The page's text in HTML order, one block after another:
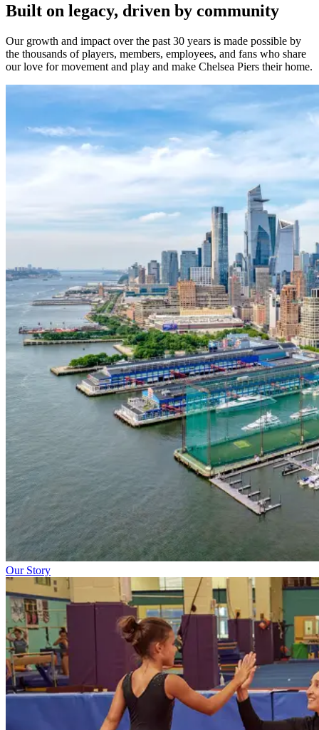
Built on legacy, driven by community​​​​‌ ‍ ​‍​‍‌‍ ‌ ​‍‌‍‍‌‌‍‌ ‌‍‍‌‌‍ ‍​‍​‍​ ‍‍​‍​‍‌ ​ ‌‍​‌‌‍ ‍‌‍‍‌‌ ‌​‌ ‍‌​‍ ‍‌‍‍‌‌‍ ​‍​‍​‍ ​​‍​‍‌‍‍​‌ ​‍‌‍‌‌‌‍‌‍​‍​‍​ ‍‍​‍​‍‌‍‍​‌ ‌​‌ ‌​‌ ​​‌ ​ ​ ‍‍​‍ ​‍ ‌‍​ ‌‍‍​‌‍‌‌‌‍ ​‌ ​ ‌‍‌‌‌‍​‌‌ ​​‌‍‍‌‌‍‌‌‌ ​‍‌ ​ ​‍ ‍‌ ​ ‌‍​‌‌‍ ‍‌‍‍‌‌ ‌​‌ ‍‌​‍ ‍‌ ​ ‌ ‌​‌ ‌‌‌‍‌​‌‍‍‌‌‍ ​‍ ‌‍‍‌‌‍ ‍‌ ‌​‌‍‌‌‌‍ ‍‌ ‌​​‍ ‌‍‌‌‌‍‌​‌‍‍‌‌ ‌​​‍ ‌‍ ‌‌‍ ‌‍‌​‌‍‌‌​ ‌‌ ​​‌ ​‍‌‍‌‌‌ ​ ‌‍‌‌‌‍ ‍‌ ‌​‌‍​‌‌ ‌​‌‍‍‌‌‍ ‌‍ ‍​ ‍ ‌‍‍‌‌‍‌​​ ‌‌‍‍​‌‍ ‌‍ ‌‌‍‌‌‌‌​​‌‍​‌‌‍‌ ‌‍‌‌​ ‍ ‌ ‌​‌ ‍‌‌ ​​‌‍‌‌​ ‌‌‍‍​‌‍ ‌‍ ‌‌‍‌‌‌‌​​‌‍​‌‌‍‌ ‌‍‌‌​ ‍ ‌ ​​‌‍​‌‌ ‌​‌‍‍​​ ‌‌ ​​‌‍​‌‌‍‌ ‌‍‌‌‌​​‍‌ ‌‌‌‍‍‌‌‍ ​‌‍‌​‌‍‌‌‌ ​‍​‍‌‌​ ‌‌‌​​‍‌‌ ‌‍‍ ‌‍‌‌‌ ‍‌​‍‌‌​ ​ ‌​‌​​‍‌‌​ ​ ‌​‌​​‍‌‌​ ​‍​ ​‍​ ‌​‌‍‌‌​ ‌‌​ ​‌‌‍​ ​ ‍‌‌‍​‍​ ‍​‌‍​‌​ ‌ ‌‍​‌​ ‌ ​‍‌‌​ ​‍​ ​‍​‍‌‌​ ‌‌‌​‌​​‍ ‍‌ ‌​‌‍‍‌‌ ‌​‌‍ ​‌‍‌‌​ ‌‍​‍‌‍​‌‌ ​ ‌‍‌‌‌‌‌‌‌ ​‍‌‍ ​​ ‌‌‍‍​‌ ‌​‌ ‌​‌ ​​‌ ​ ​‍‌‌​ ​ ‌​​‌​‍‌‌​ ​‍‌​‌‍​‍‌‌​ ​‍‌​‌‍‌‍​ ‌‍‍​‌‍‌‌‌‍ ​‌ ​ ‌‍‌‌‌‍​‌‌ ​​‌‍‍‌‌‍‌‌‌ ​‍‌ ​ ​‍ ‍‌ ​ ‌‍​‌‌‍ ‍‌‍‍‌‌ ‌​‌ ‍‌​‍ ‍‌ ​ ‌ ‌​‌ ‌‌‌‍‌​‌‍‍‌‌‍ ​‍‌‍‌‍‍‌‌‍‌​​ ‌‌‍‍​‌‍ ‌‍ ‌‌‍‌‌‌‌​​‌‍​‌‌‍‌ ‌‍‌‌​‍‌‍‌ ‌​‌ ‍‌‌ ​​‌‍‌‌​ ‌‌‍‍​‌‍ ‌‍ ‌‌‍‌‌‌‌​​‌‍​‌‌‍‌ ‌‍‌‌​‍‌‍‌ ​​‌‍​‌‌ ‌​‌‍‍​​ ‌‌ ​​‌‍​‌‌‍‌ ‌‍‌‌‌​​‍‌ ‌‌‌‍‍‌‌‍ ​‌‍‌​‌‍‌‌‌ ​‍​‍‌‌​ ‌‌‌​​‍‌‌ ‌‍‍ ‌‍‌‌‌ ‍‌​‍‌‌​ ​ ‌​‌​​‍‌‌​ ​ ‌​‌​​‍‌‌​ ​‍​ ​‍​ ‌​‌‍‌‌​ ‌‌​ ​‌‌‍​ ​ ‍‌‌‍​‍​ ‍​‌‍​‌​ ‌ ‌‍​‌​ ‌ ​‍‌‌​ ​‍​ ​‍​‍‌‌​ ‌‌‌​‌​​‍ ‍‌ ‌​‌‍‍‌‌ ‌​‌‍ ​‌‍‌‌​‍‌‍‌ ​​‌‍‌‌‌ ​‍‌ ​ ‌ ​​‌‍‌‌‌‍​ ‌ ‌​‌‍‍‌‌ ‌‍‌‍‌‌​ ‌‌ ​​‌ ‌‌‌‍​‍‌‍ ​‌‍‍‌‌ ​ ‌‍‍​‌‍‌‌‌‍‌​​‍​‍‌ ‌
Our growth and impact over the past 30 years is made possible by
the thousands of players, members, employees, and fans who share
our love for movement and play and make Chelsea Piers their home.​​​​‌ ‍ ​‍​‍‌‍ ‌ ​‍‌‍‍‌‌‍‌ ‌‍‍‌‌‍ ‍​‍​‍​ ‍‍​‍​‍‌ ​ ‌‍​‌‌‍ ‍‌‍‍‌‌ ‌​‌ ‍‌​‍ ‍‌‍‍‌‌‍ ​‍​‍​‍ ​​‍​‍‌‍‍​‌ ​‍‌‍‌‌‌‍‌‍​‍​‍​ ‍‍​‍​‍‌‍‍​‌ ‌​‌ ‌​‌ ​​‌ ​ ​ ‍‍​‍ ​‍ ‌‍​ ‌‍‍​‌‍‌‌‌‍ ​‌ ​ ‌‍‌‌‌‍​‌‌ ​​‌‍‍‌‌‍‌‌‌ ​‍‌ ​ ​‍ ‍‌ ​ ‌‍​‌‌‍ ‍‌‍‍‌‌ ‌​‌ ‍‌​‍ ‍‌ ​ ‌ ‌​‌ ‌‌‌‍‌​‌‍‍‌‌‍ ​‍ ‌‍‍‌‌‍ ‍‌ ‌​‌‍‌‌‌‍ ‍‌ ‌​​‍ ‌‍‌‌‌‍‌​‌‍‍‌‌ ‌​​‍ ‌‍ ‌‌‍ ‌‍‌​‌‍‌‌​ ‌‌ ​​‌ ​‍‌‍‌‌‌ ​ ‌‍‌‌‌‍ ‍‌ ‌​‌‍​‌‌ ‌​‌‍‍‌‌‍ ‌‍ ‍​ ‍ ‌‍‍‌‌‍‌​​ ‌‌‍‍​‌‍ ‌‍ ‌‌‍‌‌‌‌​​‌‍​‌‌‍‌ ‌‍‌‌​ ‍ ‌ ‌​‌ ‍‌‌ ​​‌‍‌‌​ ‌‌‍‍​‌‍ ‌‍ ‌‌‍‌‌‌‌​​‌‍​‌‌‍‌ ‌‍‌‌​ ‍ ‌ ​​‌‍​‌‌ ‌​‌‍‍​​ ‌‌ ​​‌‍​‌‌‍‌ ‌‍‌‌‌​​‍‌ ‌‌‌‍‍‌‌‍ ​‌‍‌​‌‍‌‌‌ ​‍​‍‌‌​ ‌‌‌​​‍‌‌ ‌‍‍ ‌‍‌‌‌ ‍‌​‍‌‌​ ​ ‌​‌​​‍‌‌​ ​ ‌​‌​​‍‌‌​ ​‍​ ​‍​ ‌​‌‍‌‌​ ‌‌​ ​‌‌‍​ ​ ‍‌‌‍​‍​ ‍​‌‍​‌​ ‌ ‌‍​‌​ ‌ ​‍‌‌​ ​‍​ ​‍​‍‌‌​ ‌‌‌​‌​​‍ ‍‌‍‌​‌‍‌‌‌ ​ ‌‍​ ‌ ​‍‌‍‍‌‌ ​​‌ ‌​‌‍‍‌‌‍ ‌‍ ‍​ ‌‍​‍‌‍​‌‌ ​ ‌‍‌‌‌‌‌‌‌ ​‍‌‍ ​​ ‌‌‍‍​‌ ‌​‌ ‌​‌ ​​‌ ​ ​‍‌‌​ ​ ‌​​‌​‍‌‌​ ​‍‌​‌‍​‍‌‌​ ​‍‌​‌‍‌‍​ ‌‍‍​‌‍‌‌‌‍ ​‌ ​ ‌‍‌‌‌‍​‌‌ ​​‌‍‍‌‌‍‌‌‌ ​‍‌ ​ ​‍ ‍‌ ​ ‌‍​‌‌‍ ‍‌‍‍‌‌ ‌​‌ ‍‌​‍ ‍‌ ​ ‌ ‌​‌ ‌‌‌‍‌​‌‍‍‌‌‍ ​‍‌‍‌‍‍‌‌‍‌​​ ‌‌‍‍​‌‍ ‌‍ ‌‌‍‌‌‌‌​​‌‍​‌‌‍‌ ‌‍‌‌​‍‌‍‌ ‌​‌ ‍‌‌ ​​‌‍‌‌​ ‌‌‍‍​‌‍ ‌‍ ‌‌‍‌‌‌‌​​‌‍​‌‌‍‌ ‌‍‌‌​‍‌‍‌ ​​‌‍​‌‌ ‌​‌‍‍​​ ‌‌ ​​‌‍​‌‌‍‌ ‌‍‌‌‌​​‍‌ ‌‌‌‍‍‌‌‍ ​‌‍‌​‌‍‌‌‌ ​‍​‍‌‌​ ‌‌‌​​‍‌‌ ‌‍‍ ‌‍‌‌‌ ‍‌​‍‌‌​ ​ ‌​‌​​‍‌‌​ ​ ‌​‌​​‍‌‌​ ​‍​ ​‍​ ‌​‌‍‌‌​ ‌‌​ ​‌‌‍​ ​ ‍‌‌‍​‍​ ‍​‌‍​‌​ ‌ ‌‍​‌​ ‌ ​‍‌‌​ ​‍​ ​‍​‍‌‌​ ‌‌‌​‌​​‍ ‍‌‍‌​‌‍‌‌‌ ​ ‌‍​ ‌ ​‍‌‍‍‌‌ ​​‌ ‌​‌‍‍‌‌‍ ‌‍ ‍​‍‌‍‌ ​​‌‍‌‌‌ ​‍‌ ​ ‌ ​​‌‍‌‌‌‍​ ‌ ‌​‌‍‍‌‌ ‌‍‌‍‌‌​ ‌‌ ​​‌ ‌‌‌‍​‍‌‍ ​‌‍‍‌‌ ​ ‌‍‍​‌‍‌‌‌‍‌​​‍​‍‌ ‌
Our Story​​​​‌ ‍ ​‍​‍‌‍ ‌ ​‍‌‍‍‌‌‍‌ ‌‍‍‌‌‍ ‍​‍​‍​ ‍‍​‍​‍‌ ​ ‌‍​‌‌‍ ‍‌‍‍‌‌ ‌​‌ ‍‌​‍ ‍‌‍‍‌‌‍ ​‍​‍​‍ ​​‍​‍‌‍‍​‌ ​‍‌‍‌‌‌‍‌‍​‍​‍​ ‍‍​‍​‍‌‍‍​‌ ‌​‌ ‌​‌ ​​‌ ​ ​ ‍‍​‍ ​‍ ‌‍​ ‌‍‍​‌‍‌‌‌‍ ​‌ ​ ‌‍‌‌‌‍​‌‌ ​​‌‍‍‌‌‍‌‌‌ ​‍‌ ​ ​‍ ‍‌ ​ ‌‍​‌‌‍ ‍‌‍‍‌‌ ‌​‌ ‍‌​‍ ‍‌ ​ ‌ ‌​‌ ‌‌‌‍‌​‌‍‍‌‌‍ ​‍ ‌‍‍‌‌‍ ‍‌ ‌​‌‍‌‌‌‍ ‍‌ ‌​​‍ ‌‍‌‌‌‍‌​‌‍‍‌‌ ‌​​‍ ‌‍ ‌‌‍ ‌‍‌​‌‍‌‌​ ‌‌ ​​‌ ​‍‌‍‌‌‌ ​ ‌‍‌‌‌‍ ‍‌ ‌​‌‍​‌‌ ‌​‌‍‍‌‌‍ ‌‍ ‍​ ‍ ‌‍‍‌‌‍‌​​ ‌‌‍‍​‌‍ ‌‍ ‌‌‍‌‌‌‌​​‌‍​‌‌‍‌ ‌‍‌‌​ ‍ ‌ ‌​‌ ‍‌‌ ​​‌‍‌‌​ ‌‌‍‍​‌‍ ‌‍ ‌‌‍‌‌‌‌​​‌‍​‌‌‍‌ ‌‍‌‌​ ‍ ‌ ​​‌‍​‌‌ ‌​‌‍‍​​ ‌‌ ​​‌‍​‌‌‍‌ ‌‍‌‌‌​​‍‌ ‌‌‌‍‍‌‌‍ ​‌‍‌​‌‍‌‌‌ ​‍​‍‌‌​ ‌‌‌​​‍‌‌ ‌‍‍ ‌‍‌‌‌ ‍‌​‍‌‌​ ​ ‌​‌​​‍‌‌​ ​ ‌​‌​​‍‌‌​ ​‍​ ​‍​ ‌​‌‍‌‌​ ‌‌​ ​‌‌‍​ ​ ‍‌‌‍​‍​ ‍​‌‍​‌​ ‌ ‌‍​‌​ ‌ ​‍‌‌​ ​‍​ ​‍​‍‌‌​ ‌‌‌​‌​​‍ ‍‌‍​ ‌‍​‌‌ ​‍‌‍‌​‌ ​ ​‍‌‌​ ‌‌‌​​‍‌‌ ‌‍‍ ‌‍‌‌‌ ‍‌​‍‌‌​ ​ ‌​‌​​‍‌‌​ ​ ‌​‌​​‍‌‌​ ​‍​ ​‍​ ‍‌‌‍​ ​ ‍‌​ ​​‌‍​ ‌‍​‍‌‍​ ‌‍‌​​ ‌‌​ ‌ ​ ‌ ‌‍​ ​‍‌‌​ ​‍​ ​‍​‍‌‌​ ‌‌‌​‌​​‍ ‍‌ ‌​‌‍‍‌‌ ‌​‌‍ ​‌‍‌‌​ ‌‍​‍‌‍​‌‌ ​ ‌‍‌‌‌‌‌‌‌ ​‍‌‍ ​​ ‌‌‍‍​‌ ‌​‌ ‌​‌ ​​‌ ​ ​‍‌‌​ ​ ‌​​‌​‍‌‌​ ​‍‌​‌‍​‍‌‌​ ​‍‌​‌‍‌‍​ ‌‍‍​‌‍‌‌‌‍ ​‌ ​ ‌‍‌‌‌‍​‌‌ ​​‌‍‍‌‌‍‌‌‌ ​‍‌ ​ ​‍ ‍‌ ​ ‌‍​‌‌‍ ‍‌‍‍‌‌ ‌​‌ ‍‌​‍ ‍‌ ​ ‌ ‌​‌ ‌‌‌‍‌​‌‍‍‌‌‍ ​‍‌‍‌‍‍‌‌‍‌​​ ‌‌‍‍​‌‍ ‌‍ ‌‌‍‌‌‌‌​​‌‍​‌‌‍‌ ‌‍‌‌​‍‌‍‌ ‌​‌ ‍‌‌ ​​‌‍‌‌​ ‌‌‍‍​‌‍ ‌‍ ‌‌‍‌‌‌‌​​‌‍​‌‌‍‌ ‌‍‌‌​‍‌‍‌ ​​‌‍​‌‌ ‌​‌‍‍​​ ‌‌ ​​‌‍​‌‌‍‌ ‌‍‌‌‌​​‍‌ ‌‌‌‍‍‌‌‍ ​‌‍‌​‌‍‌‌‌ ​‍​‍‌‌​ ‌‌‌​​‍‌‌ ‌‍‍ ‌‍‌‌‌ ‍‌​‍‌‌​ ​ ‌​‌​​‍‌‌​ ​ ‌​‌​​‍‌‌​ ​‍​ ​‍​ ‌​‌‍‌‌​ ‌‌​ ​‌‌‍​ ​ ‍‌‌‍​‍​ ‍​‌‍​‌​ ‌ ‌‍​‌​ ‌ ​‍‌‌​ ​‍​ ​‍​‍‌‌​ ‌‌‌​‌​​‍ ‍‌‍​ ‌‍​‌‌ ​‍‌‍‌​‌ ​ ​‍‌‌​ ‌‌‌​​‍‌‌ ‌‍‍ ‌‍‌‌‌ ‍‌​‍‌‌​ ​ ‌​‌​​‍‌‌​ ​ ‌​‌​​‍‌‌​ ​‍​ ​‍​ ‍‌‌‍​ ​ ‍‌​ ​​‌‍​ ‌‍​‍‌‍​ ‌‍‌​​ ‌‌​ ‌ ​ ‌ ‌‍​ ​‍‌‌​ ​‍​ ​‍​‍‌‌​ ‌‌‌​‌​​‍ ‍‌ ‌​‌‍‍‌‌ ‌​‌‍ ​‌‍‌‌​‍‌‍‌ ​​‌‍‌‌‌ ​‍‌ ​ ‌ ​​‌‍‌‌‌‍​ ‌ ‌​‌‍‍‌‌ ‌‍‌‍‌‌​ ‌‌ ​​‌ ‌‌‌‍​‍‌‍ ​‌‍‍‌‌ ​ ‌‍‍​‌‍‌‌‌‍‌​​‍​‍‌ ‌